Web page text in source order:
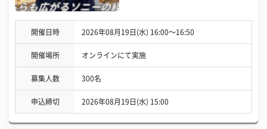
開催日時 2026年08月19日(水) 16:00〜16:50
開催場所 オンラインにて実施
募集人数 300名
申込締切 2026年08月19日(水) 15:00